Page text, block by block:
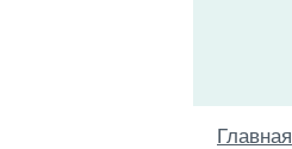
Главная